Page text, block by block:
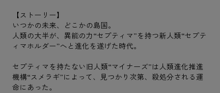
【ストーリー】
いつかの未来、どこかの島国。
人類の大半が、異能の力“セプティマ”を持つ新人類“セプテ
ィマホルダー”へと進化を遂げた時代。
セプティマを持たない旧人類“マイナーズ”は人類進化推進
機構“スメラギ”によって、見つかり次第、殺処分される運
命にあった。